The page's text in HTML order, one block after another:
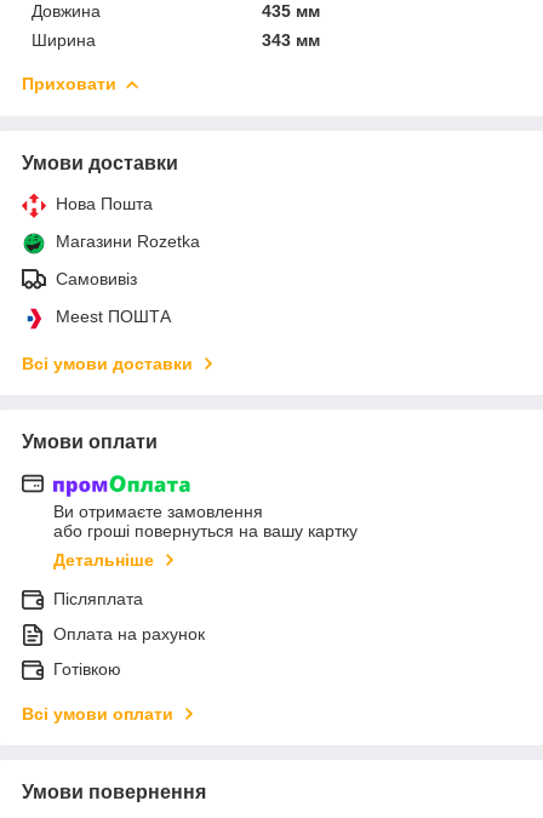
Довжина
435 мм
Ширина
343 мм
Приховати
Умови доставки
Нова Пошта
Магазини Rozetka
Самовивіз
Meest ПОШТА
Всі умови доставки
Умови оплати
Ви отримаєте замовлення
або гроші повернуться на вашу картку
Детальніше
Післяплата
Оплата на рахунок
Готівкою
Всі умови оплати
Умови повернення